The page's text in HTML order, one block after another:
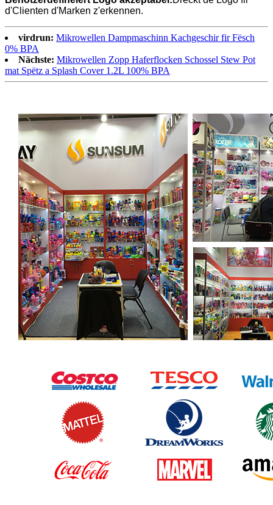
d'Clienten d'Marken z'erkennen.
virdrun: Mikrowellen Dampmaschinn Kachgeschir fir Fësch
0% BPA
Nächste: Mikrowellen Zopp Haferflocken Schossel Stew Pot
mat Spëtz a Splash Cover 1.2L 100% BPA